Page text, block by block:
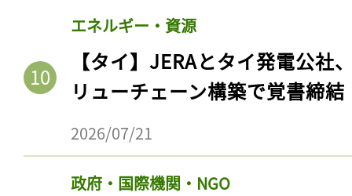
エネルギー・資源
【タイ】JERAとタイ発電公社
リューチェーン構築で覚書締結
2026/07/21
政府・国際機関・NGO